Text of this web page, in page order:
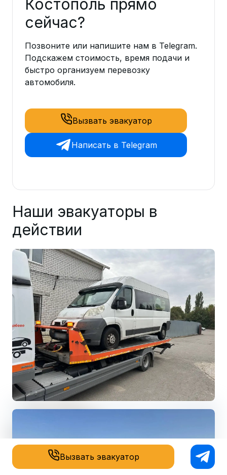
Вызвать эвакуатор
Костополь прямо
сейчас?
Позвоните или напишите нам в Telegram.
Подскажем стоимость, время подачи и
быстро организуем перевозку
автомобиля.
Вызвать эвакуатор
Написать в Telegram
Наши эвакуаторы в
действии